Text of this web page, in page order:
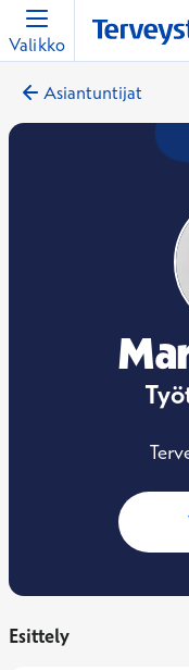
Valikko
Asiantuntijat
Esittely